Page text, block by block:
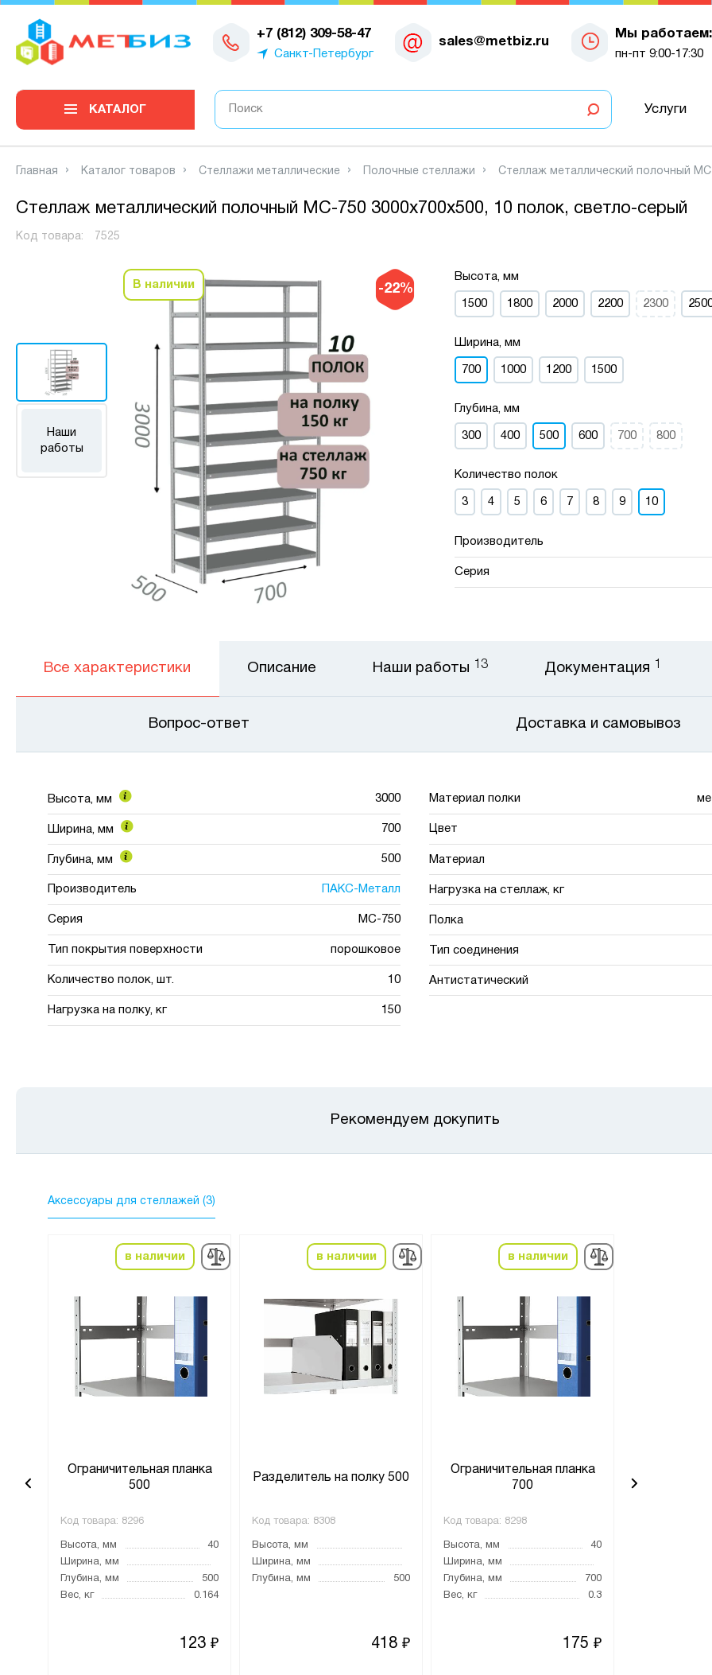
+7 (812) 309-58-47
Санкт-Петербург
sales@metbiz.ru
Мы работаем:
пн-пт 9:00-17:30
0
КАТАЛОГ Услуги
Главная Каталог товаров Стеллажи металлические Полочные стеллажи Стеллаж металлический полочный
Стеллаж металлический полочный МС-750 3000х700х500, 10 полок, светло-серый
Код товара: 7525
-22%
Наши
работы
В наличии
Высота, мм
1500 1800 2000 2200 2300
Ширина, мм
700 1000 1200 1500
Глубина, мм
300 400 500 600 700 800
Количество полок
3 4 5 6 7 8 9 10
Производитель
Серия
Все характеристики
Высота, мм 3000
Ширина, мм 700
Глубина, мм 500
Производитель ПАКС-Металл
Серия МС-750
Тип покрытия поверхности порошковое
Количество полок, шт. 10
Нагрузка на полку, кг 150
Материал полки
Цвет
Материал
Нагрузка на стеллаж, кг
Полка
Тип соединения
Антистатический
Описание Наши работы 13 Документация 1
Вопрос-ответ Доставка и самовывоз
Рекомендуем докупить
Аксессуары для стеллажей (3)
в наличии
Ограничительная планка
500
Код товара: 8296
Высота, мм
40
Ширина, мм
Глубина, мм
500
Вес, кг
0.164
123 ₽
в наличии
Разделитель на полку 500
Код товара: 8308
Высота, мм
Ширина, мм
Глубина, мм
500
418 ₽
в наличии
Ограничительная планка
700
Код товара: 8298
Высота, мм
40
Ширина, мм
Глубина, мм
700
Вес, кг
0.3
175 ₽